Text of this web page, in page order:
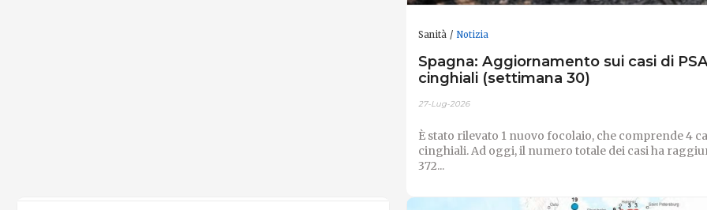
Sanità Notizia
Spagna: Aggiornamento sui casi di
cinghiali (settimana 30)
27-Lug-2026
È stato rilevato 1 nuovo focolaio, che comprende 4
cinghiali. Ad oggi, il numero totale dei casi ha
372...